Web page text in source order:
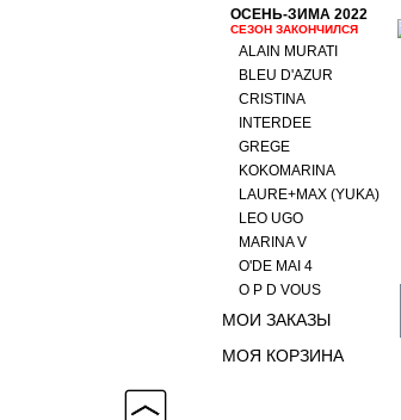
ОСЕНЬ-ЗИМА 2022
СЕЗОН ЗАКОНЧИЛСЯ
ALAIN MURATI
BLEU D'AZUR
CRISTINA
INTERDEE
GREGE
KOKOMARINA
LAURE+MAX (YUKA)
LEO UGO
MARINA V
O'DE MAI 4
O P D VOUS
МОИ ЗАКАЗЫ
МОЯ КОРЗИНА